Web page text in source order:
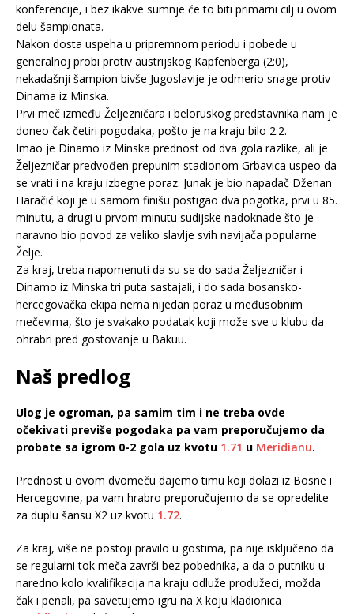
konferencije, i bez ikakve sumnje će to biti primarni cilj u ovom
delu šampionata.
Nakon dosta uspeha u pripremnom periodu i pobede u
generalnoj probi protiv austrijskog Kapfenberga (2:0),
nekadašnji šampion bivše Jugoslavije je odmerio snage protiv
Dinama iz Minska.
Prvi meč između Željezničara i beloruskog predstavnika nam je
doneo čak četiri pogodaka, pošto je na kraju bilo 2:2.
Imao je Dinamo iz Minska prednost od dva gola razlike, ali je
Željezničar predvođen prepunim stadionom Grbavica uspeo da
se vrati i na kraju izbegne poraz. Junak je bio napadač Dženan
Haračić koji je u samom finišu postigao dva pogotka, prvi u 85.
minutu, a drugi u prvom minutu sudijske nadoknade što je
naravno bio povod za veliko slavlje svih navijača popularne
Želje.
Za kraj, treba napomenuti da su se do sada Željezničar i
Dinamo iz Minska tri puta sastajali, i do sada bosansko-
hercegovačka ekipa nema nijedan poraz u međusobnim
mečevima, što je svakako podatak koji može sve u klubu da
ohrabri pred gostovanje u Bakuu.
Naš predlog
Ulog je ogroman, pa samim tim i ne treba ovde
očekivati previše pogodaka pa vam preporučujemo da
probate sa igrom 0-2 gola uz kvotu 1.71 u Meridianu.
Prednost u ovom dvomeču dajemo timu koji dolazi iz Bosne i
Hercegovine, pa vam hrabro preporučujemo da se opredelite
za duplu šansu X2 uz kvotu 1.72.
Za kraj, više ne postoji pravilo u gostima, pa nije isključeno da
se regularni tok meča završi bez pobednika, a da o putniku u
naredno kolo kvalifikacija na kraju odluže produžeci, možda
čak i penali, pa savetujemo igru na X koju kladionica